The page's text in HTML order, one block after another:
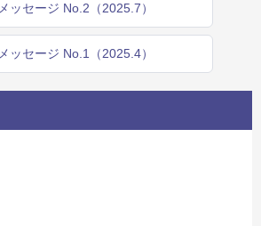
ッセージ No.2（2025.7）
ッセージ No.1（2025.4）